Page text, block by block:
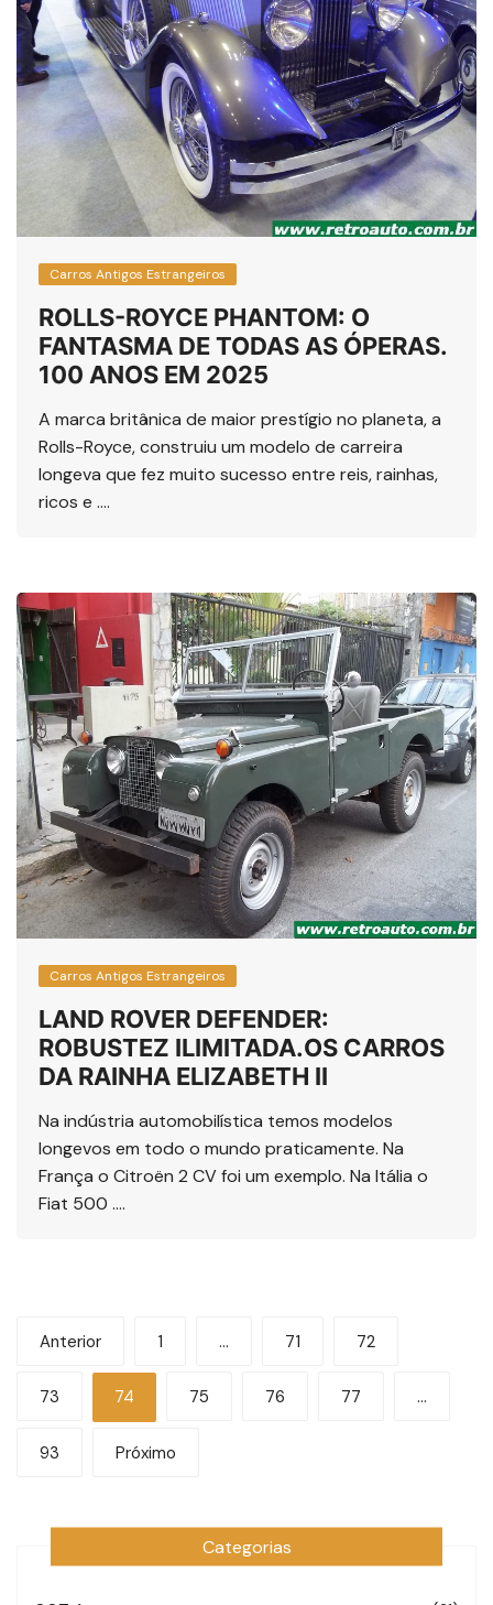
Carros Antigos Estrangeiros
ROLLS-ROYCE PHANTOM: O
FANTASMA DE TODAS AS ÓPERAS.
100 ANOS EM 2025
A marca britânica de maior prestígio no planeta, a
Rolls-Royce, construiu um modelo de carreira
longeva que fez muito sucesso entre reis, rainhas,
ricos e ….
Carros Antigos Estrangeiros
LAND ROVER DEFENDER:
ROBUSTEZ ILIMITADA.OS CARROS
DA RAINHA ELIZABETH II
Na indústria automobilística temos modelos
longevos em todo o mundo praticamente. Na
França o Citroën 2 CV foi um exemplo. Na Itália o
Fiat 500 ….
Navegação
por
posts
Anterior 1 … 71 72
73 74 75 76 77 …
93 Próximo
Categorias